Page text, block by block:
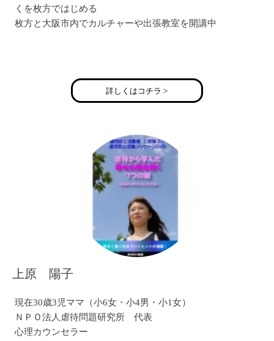
くを枚方ではじめる
枚方と大阪市内でカルチャーや出張教室を開講中
まま・めぞん 西山 美千代
E-Mail mamamaison2009@gmail.com
twitter @mamamaison2012
Facebook https://www.facebook.com/tenuguibaby
詳しくはコチラ >
上原 陽子
現在30歳3児ママ（小6女・小4男・小1女）
ＮＰＯ法人虐待問題研究所 代表
心理カウンセラー